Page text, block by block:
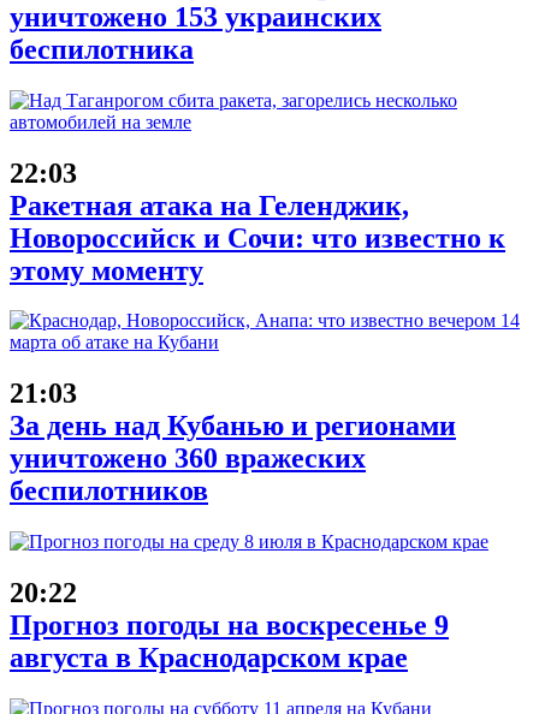
уничтожено 153 украинских
беспилотника
22:03
Ракетная атака на Геленджик,
Новороссийск и Сочи: что известно к
этому моменту
21:03
За день над Кубанью и регионами
уничтожено 360 вражеских
беспилотников
20:22
Прогноз погоды на воскресенье 9
августа в Краснодарском крае